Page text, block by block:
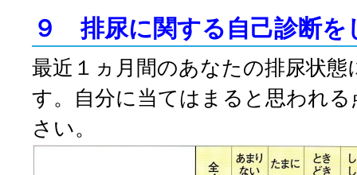
９ 排尿に関する自己診断を
最近１ヵ月間のあなたの排尿状態
す。自分に当てはまると思われ
さい。